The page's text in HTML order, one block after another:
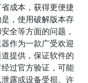
成本，获得更便捷
，使用破解版本存
全等方面的问题，
作为一款广受欢迎
提供，保证软件的
过官方验证，可能
露或设备受损。许